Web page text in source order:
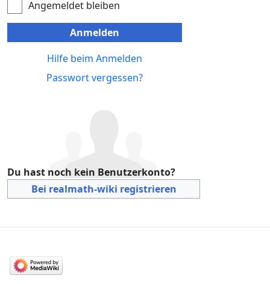
Angemeldet bleiben
Anmelden
Hilfe beim Anmelden
Passwort vergessen?
Du hast noch kein Benutzerkonto?
Bei realmath-wiki registrieren